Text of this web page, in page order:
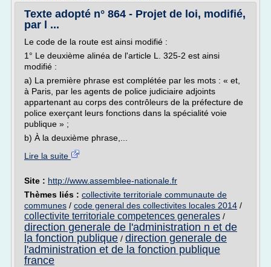
Texte adopté n° 864 - Projet de loi, modifié,
par l ...
Le code de la route est ainsi modifié :
1° Le deuxième alinéa de l'article L. 325-2 est ainsi
modifié :
a) La première phrase est complétée par les mots : « et,
à Paris, par les agents de police judiciaire adjoints
appartenant au corps des contrôleurs de la préfecture de
police exerçant leurs fonctions dans la spécialité voie
publique » ;
b) À la deuxième phrase,...
Lire la suite
Site : http://www.assemblee-nationale.fr
Thèmes liés : collectivite territoriale communaute de
communes / code general des collectivites locales 2014 /
collectivite territoriale competences generales /
direction generale de l'administration n et de
la fonction publique / direction generale de
l'administration et de la fonction publique
france